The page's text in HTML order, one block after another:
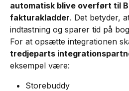
automatisk blive overført til
fakturakladder. Det betyder,
indtastning og sparer tid på
For at opsætte integrationen
tredjeparts
eksempel være:
Storebuddy